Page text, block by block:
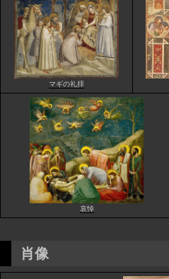
マギの礼拝
哀悼
肖像